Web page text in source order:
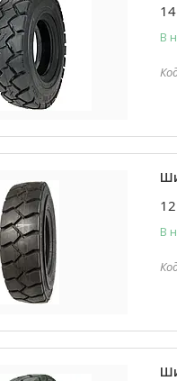
В
В